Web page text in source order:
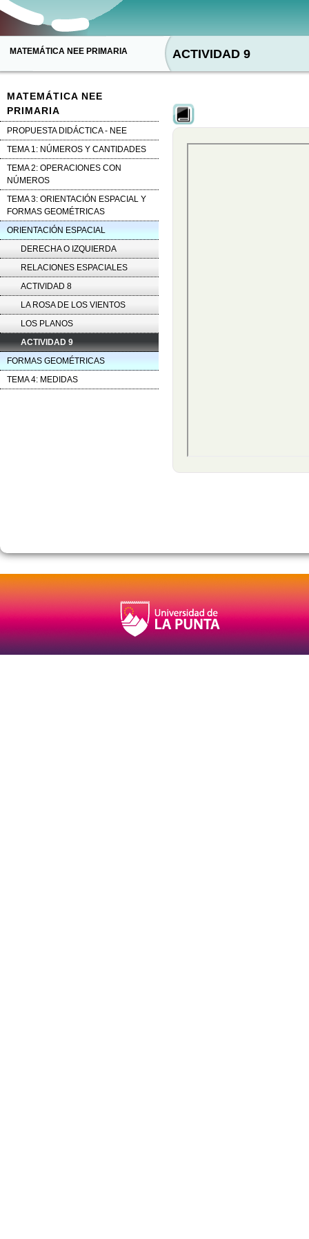
MATEMÁTICA NEE PRIMARIA
MATEMÁTICA NEE
PRIMARIA
PROPUESTA DIDÁCTICA - NEE
TEMA 1: NÚMEROS Y CANTIDADES
TEMA 2: OPERACIONES CON
NÚMEROS
TEMA 3: ORIENTACIÓN ESPACIAL Y
FORMAS GEOMÉTRICAS
ORIENTACIÓN ESPACIAL
DERECHA O IZQUIERDA
RELACIONES ESPACIALES
ACTIVIDAD 8
LA ROSA DE LOS VIENTOS
LOS PLANOS
ACTIVIDAD 9
FORMAS GEOMÉTRICAS
TEMA 4: MEDIDAS
ACTIVIDAD 9